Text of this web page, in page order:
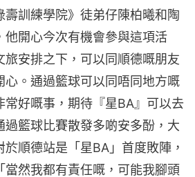
壽訓練學院》徒弟仔陳柏曦和陶
他開心今次有機會參與這項活
旅安排之下，可以同順德嘅朋友
心。通過籃球可以同唔同地方嘅
常好嘅事，期待『星BA』可以去
過籃球比賽散發多啲安多酚，大
順德站是「星BA」首度敗陣，
當然我都有責任嘅，可能我腳頭